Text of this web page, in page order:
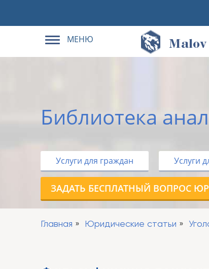
МЕНЮ Malov
Библиотека
Услуги для граждан Услуги
ЗАДАТЬ БЕСПЛАТНЫЙ ВОПРОС
Главная Юридические статьи